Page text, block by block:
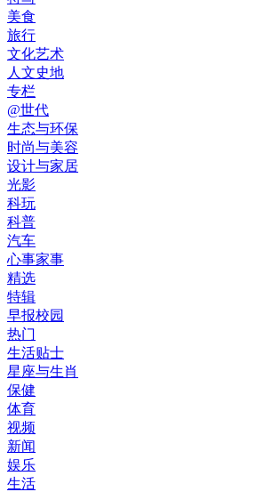
美食
旅行
文化艺术
人文史地
专栏
@世代
生态与环保
时尚与美容
设计与家居
光影
科玩
科普
汽车
心事家事
精选
特辑
早报校园
热门
生活贴士
星座与生肖
保健
体育
视频
新闻
娱乐
生活